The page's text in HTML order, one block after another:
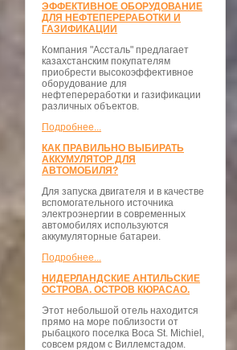
ЭФФЕКТИВНОЕ ОБОРУДОВАНИЕ
ДЛЯ НЕФТЕПЕРЕРАБОТКИ И
ГАЗИФИКАЦИИ
Компания "Ассталь" предлагает
казахстанским покупателям
приобрести высокоэффективное
оборудование для
нефтепереработки и газификации
различных объектов.
Подробнее...
КАК ПРАВИЛЬНО ВЫБИРАТЬ
АККУМУЛЯТОР ДЛЯ
АВТОМОБИЛЯ?
Для запуска двигателя и в качестве
вспомогательного источника
электроэнергии в современных
автомобилях используются
аккумуляторные батареи.
Подробнее...
НИДЕРЛАНДСКИЕ АНТИЛЬСКИЕ
ОСТРОВА. ОСТРОВ КЮРАСАО.
Этот небольшой отель находится
прямо на море поблизости от
рыбацкого поселка Boca St. Michiel,
совсем рядом с Виллемстадом.